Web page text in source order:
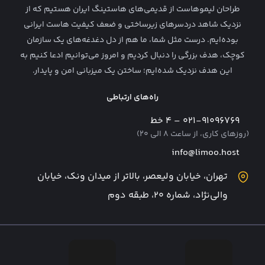
همکاری در فروش
وبلاگ لیمو
طراحان لیمو‌هاست از قدیمی‌های هاستینگ ایران هستیم که از
نزدیک شاهد دردسرهای زیرساختی و ضعف کیفیت هاست ایرانی
بوده‌ایم. درست مثل شما، ما هم از دل دغدغه‌های یک سازمان
کوچک، هدف بزرگی را دنبال کردیم و امروز می‌توانیم ادعا کنیم به
این هدف نزدیک شده‌ایم؛ ساختن یک میزبانی امن و پایدار.
راه‌های ارتباطی
۰۲۱-۹۱۰۹۶۷۶۹ – ۴ خط
(روزهای کاری، از ساعت ۸ الی ۲۰)
info@limoo.host
تهران، خیابان ولیعصر، بالاتر از میدان ونک، خیابان
والی‌نژاد، شماره ۲۰، طبقه دوم